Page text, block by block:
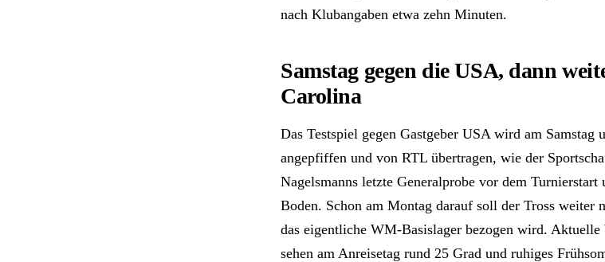
nach Klubangaben etwa zehn Minuten.
Samstag gegen die USA, dann
Carolina
Das Testspiel gegen Gastgeber USA wird am Samstag
angepfiffen und von RTL übertragen, wie der
Nagelsmanns letzte Generalprobe vor dem
Boden. Schon am Montag darauf soll der Tross weiter
das eigentliche WM-Basislager bezogen wird.
sehen am Anreisetag rund 25 Grad und ruhiges